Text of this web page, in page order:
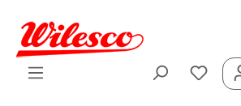
Zum Hauptinhalt springen